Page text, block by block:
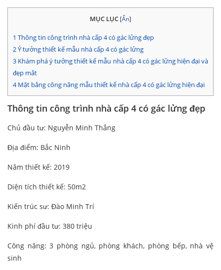
MỤC LỤC [Ẩn]
1 Thông tin công trình nhà cấp 4 có gác lửng đẹp
2Ý tưởng thiết kế mẫu nhà cấp 4 có gác lửng
3 Khám phá ý tưởng thiết kế mẫu nhà cấp 4 có gác lửng hiện đại và
đẹp mắt
4Mặt bằng công năng mẫu thiết kế nhà cấp 4 có gác lửng hiện đại
Thông tin công trình nhà cấp 4 có gác lửng đẹp
Chủ đầu tư: Nguyễn Minh Thắng
Địa điểm: Bắc Ninh
Năm thiết kế: 2019
Diện tích thiết kế: 50m2
Kiến trúc sư: Đào Minh Trí
Kinh phí đầu tư: 380 triệu
Công năng: 3 phòng ngủ, phòng khách, phòng bếp, nhà vệ
sinh